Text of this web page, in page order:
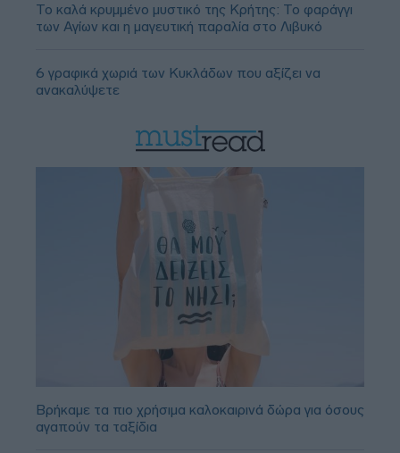
Το καλά κρυμμένο μυστικό της Κρήτης: Το φαράγγι
των Αγίων και η μαγευτική παραλία στο Λιβυκό
6 γραφικά χωριά των Κυκλάδων που αξίζει να
ανακαλύψετε
Βρήκαμε τα πιο χρήσιμα καλοκαιρινά δώρα για όσους
αγαπούν τα ταξίδια